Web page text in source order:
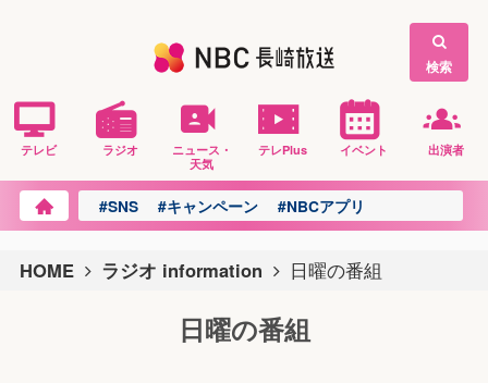
検索
テレビ ラジオ
ニュース・
天気
テレPlus イベント 出演者
#SNS #キャンペーン #NBCアプリ
HOME ラジオ information 日曜の番組
日曜の番組